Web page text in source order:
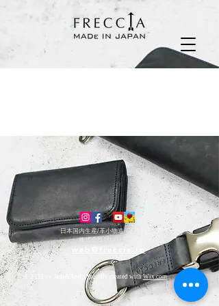
日本国内生産/革小物造/OEM
株式会社フレッチャ
web@freccia.jp
© 2023 by Jade&Andy. Proudly created withWix.com